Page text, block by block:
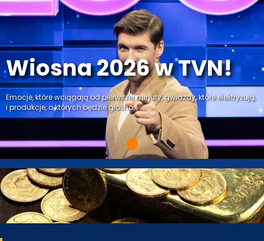
Wiosna 2026 w TVN!
Emocje, które wciągają od pierwszej minuty, gwiazdy, które elektryzują,
i produkcje, o których będzie głośno.